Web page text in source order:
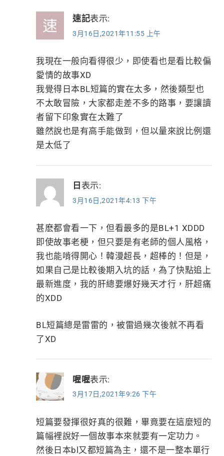
速記表示:
3月16日,2021年11:55 上午
我現在一般向看得很少，即使看也是看比較偏
愛情的故事XD
我覺得日本BL短篇的實在太多，然後類型也
不太敢冒險，大家都走差不多的路事，要讓讀
者留下印象實在太難了
雖然說也是有高手能做到，但以量來說比例還
是太低了
日 表示:
3月16日,2021年4:13 下午
甚麽都會看一下，但看最多的是BL+1 XDDD
即使故事老梗，但只要是有老師的個人風格，
我也能啃得開心！韓漫超長，超棒的！但是，
如果自己是比較後期入坑的話，為了快點追上
最新進度，我的肝總要爆好幾天才行，肝超痛
的XDD
BL短篇總是雷雷的，被雷過幾次後就不再看
了XD
喔喔表示:
3月17日,2021年9:26 下午
短篇要發揮很好真的很難，畢竟要在這麼短的
篇幅裡說好一個故事本來就要有一定功力。
然後日本bl又都短篇為主，還不是一整本單行